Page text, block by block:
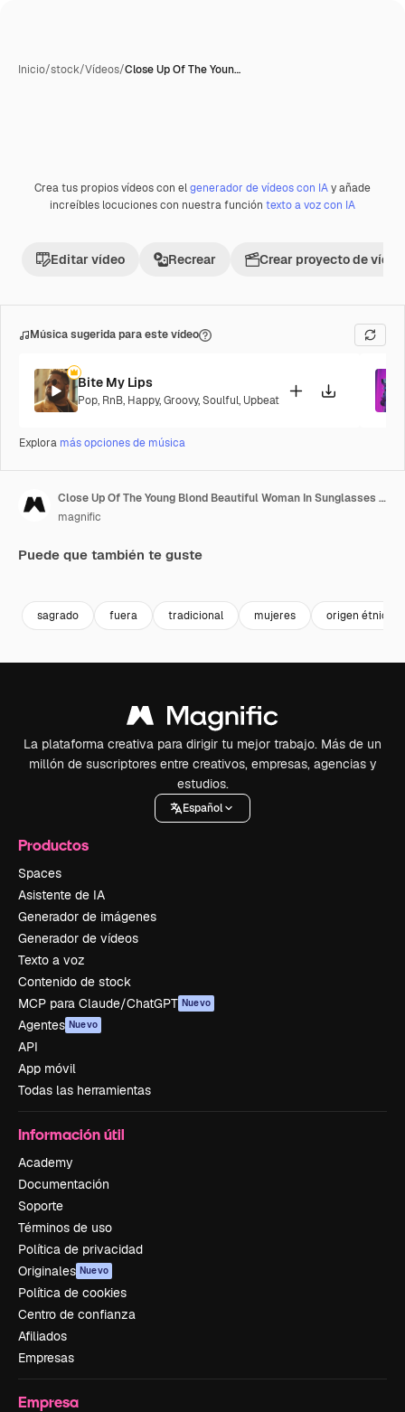
Inicio/stock/Vídeos/Close Up Of The Youn…
Crea tus propios vídeos con elgenerador de vídeos con IAy añade
increíbles locuciones con nuestra función texto a voz con IA
Editar vídeo Recrear Crear proyecto de vídeo
Música sugerida para este vídeo
Bite My Lips
Pop, RnB, Happy,Groovy,Soulful, Upbeat
Explora más opciones de música
Close Up Of The Young Blond Beautiful Woman In Sunglasses Smiling And Looking At The Side While Her Face Being In Colorful Paints As She Celebrating Holi, Holiday
magnific
Puede que también te guste
sagrado fuera tradicional mujeres origen étnico
La plataforma creativa para dirigir tu mejor trabajo. Más de un
millón de suscriptores entre creativos, empresas, agencias y
estudios.
Español
Productos
Spaces
Asistente de IA
Generador de imágenes
Generador de vídeos
Texto a voz
Contenido de stock
MCP para Claude/ChatGPT Nuevo
Agentes Nuevo
API
App móvil
Todas las herramientas
Información útil
Academy
Documentación
Soporte
Términos de uso
Política de privacidad
Originales Nuevo
Política de cookies
Centro de confianza
Afiliados
Empresas
Empresa